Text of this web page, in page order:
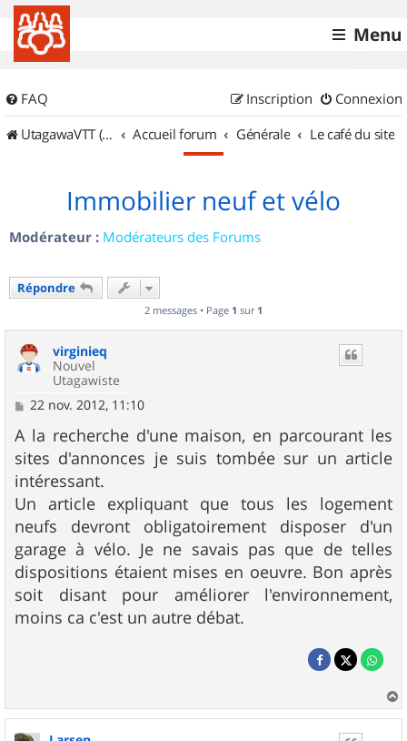
Menu
FAQ Connexion
Inscription
UtagawaVTT (Randos VTT et VTTAE avec traces GPS)
Accueil forum Générale Le café du site
Immobilier neuf et vélo
Modérateur : Modérateurs des Forums
Répondre
2 messages • Page 1 sur 1
virginieq
Nouvel
Utagawiste
M
s
a
g
e
22 nov. 2012, 11:10
A la recherche d'une maison, en parcourant les
sites d'annonces je suis tombée sur un article
intéressant.
Un article expliquant que tous les logement
neufs devront obligatoirement disposer d'un
garage à vélo. Je ne savais pas que de telles
dispositions étaient mises en oeuvre. Bon après
soit disant pour améliorer l'environnement,
moins ca c'est un autre débat.
a